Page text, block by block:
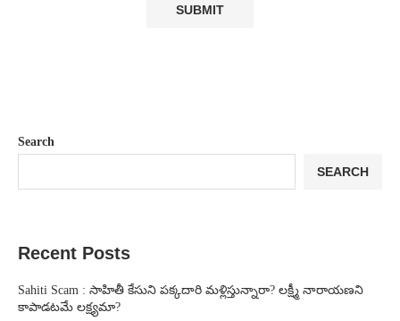
Search
SEARCH
Recent Posts
Sahiti Scam : సాహితీ కేసుని పక్కదారి మళ్లిస్తున్నారా? లక్ష్మీ నారాయణని
కాపాడటమే లక్ష్యమా?